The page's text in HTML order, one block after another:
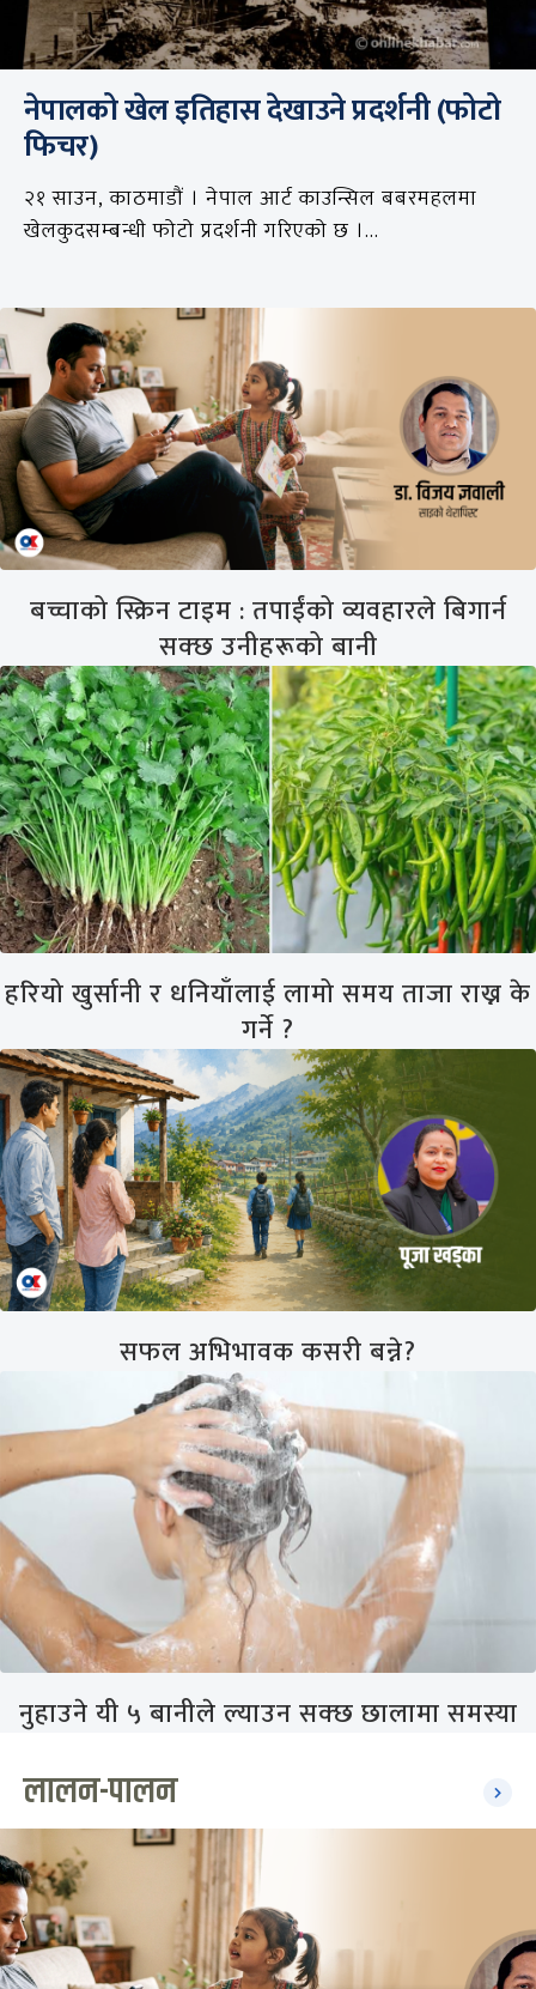
नेपालको खेल इतिहास देखाउने प्रदर्शनी (फोटो
फिचर)
२१ साउन, काठमाडौं । नेपाल आर्ट काउन्सिल बबरमहलमा
खेलकुदसम्बन्धी फोटो प्रदर्शनी गरिएको छ ।...
बच्चाको स्क्रिन टाइम : तपाईंको व्यवहारले बिगार्न
सक्छ उनीहरूको बानी
हरियो खुर्सानी र धनियाँलाई लामो समय ताजा राख्न के
गर्ने ?
सफल अभिभावक कसरी बन्ने?
नुहाउने यी ५ बानीले ल्याउन सक्छ छालामा समस्या
लालन-पालन